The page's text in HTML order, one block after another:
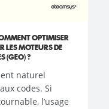
OPTIMISER
LES MOTEURS DE
(GEO) ?
naturel
codes. Si
l’usage